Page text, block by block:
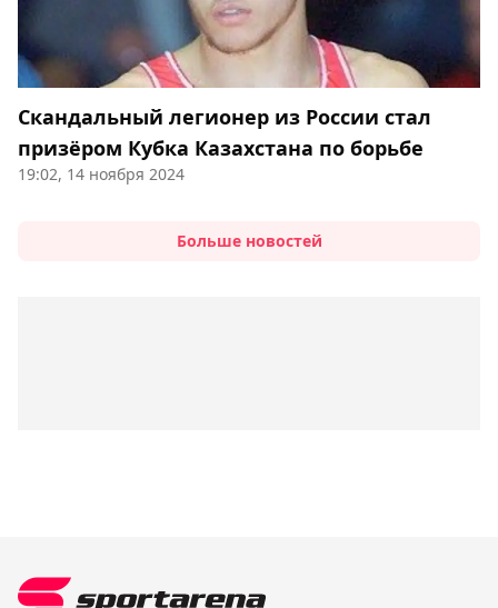
Скандальный легионер из России стал
призёром Кубка Казахстана по борьбе
19:02, 14 ноября 2024
Больше новостей